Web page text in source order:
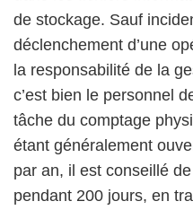
de stockage. Sauf
déclenchement d’une
la responsabilité de la
c’est bien le personnel
tâche du comptage
étant généralement
par an, il est conseillé
pendant 200 jours, en